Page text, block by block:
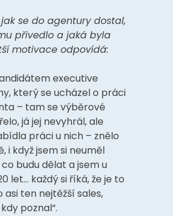
se do agentury dostal,
přivedlo a jaká byla
motivace odpovídá:
executive
který se ucházel o práci
– tam se výběrové
já jej nevyhrál, ale
práci u nich – znělo
i když jsem si neuměl
budu dělat a jsem u
let… každý si říká, že je to
asi ten nejtěžší sales,
poznal“.